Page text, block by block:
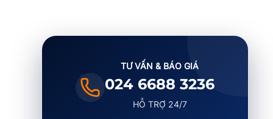
TƯ VẤN & BÁO GIÁ
024 6688 3236
HỖ TRỢ 24/7